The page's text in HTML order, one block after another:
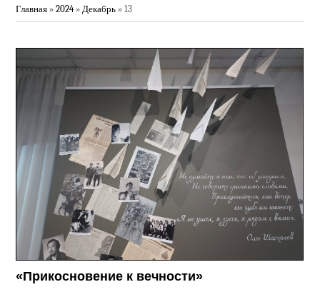
Главная »2024 » Декабрь » 13
«Прикосновение к вечности»